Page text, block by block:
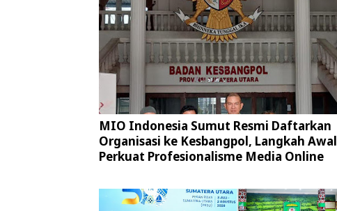
MIO Indonesia Sumut Resmi Daftarkan
Organisasi ke Kesbangpol, Langkah Awal
Perkuat Profesionalisme Media Online